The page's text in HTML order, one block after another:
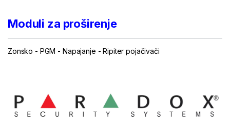
Moduli za proširenje
Zonsko - PGM - Napajanje -Ripiter pojačivači